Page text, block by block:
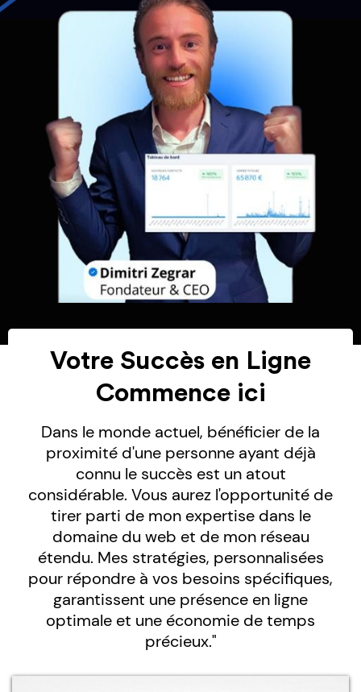
Votre Succès en Ligne
Commence ici
Dans le monde actuel, bénéficier de la
proximité d'une personne ayant déjà
connu le succès est un atout
considérable. Vous aurez l'opportunité de
tirer parti de mon expertise dans le
domaine du web et de mon réseau
étendu. Mes stratégies, personnalisées
pour répondre à vos besoins spécifiques,
garantissent une présence en ligne
optimale et une économie de temps
précieux."